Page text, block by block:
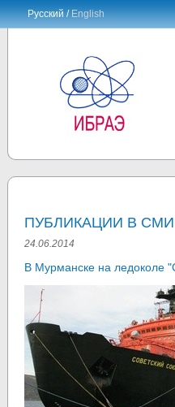
Русский /English
ПУБЛИКАЦИИ В СМИ
24.06.2014
В Мурманске на ледоколе